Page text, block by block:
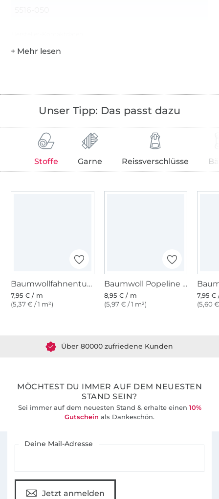
Unser Tipp: Das passt dazu
Stoffe Garne Reissverschlüsse
Baumwollfahnentuch, weiß
7,95 € / m
(5,37 € / 1 m²)
Baumwoll Popeline weiß
8,95 € / m
(5,97 € / 1 m²)
7,95 €
(5,60
MÖCHTEST DU IMMER AUF DEM NEUESTEN
STAND SEIN?
Sei immer auf dem neuesten Stand & erhalte einen 10%
Gutschein als Dankeschön.
Deine Mail-Adresse
Jetzt anmelden